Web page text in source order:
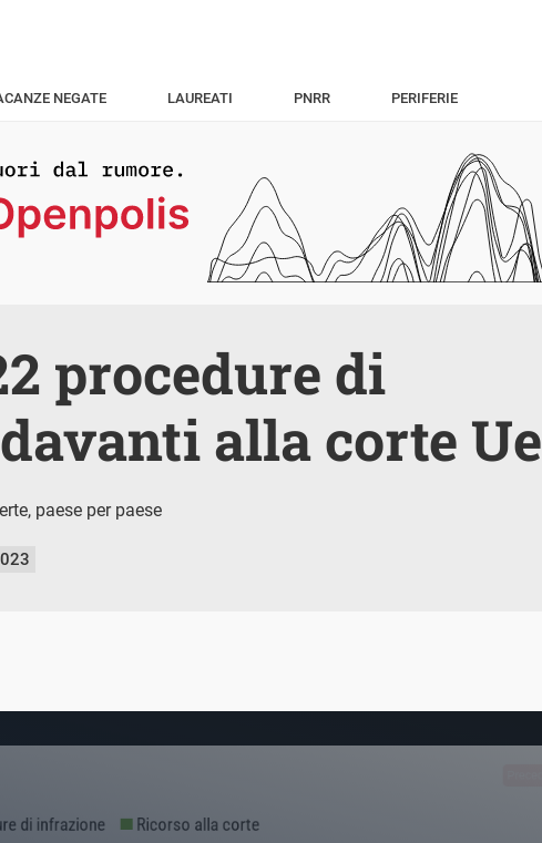
NEGATE LAUREATI PNRR PERIFERIE
procedure di
alla corte Ue
paese per paese